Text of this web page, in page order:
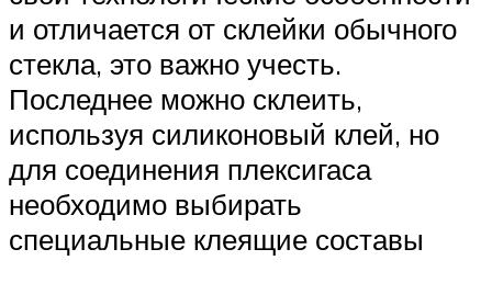
и отличается от склейки обычного
стекла, это важно учесть.
Последнее можно склеить,
используя силиконовый клей, но
для соединения плексигаса
необходимо выбирать
специальные клеящие составы